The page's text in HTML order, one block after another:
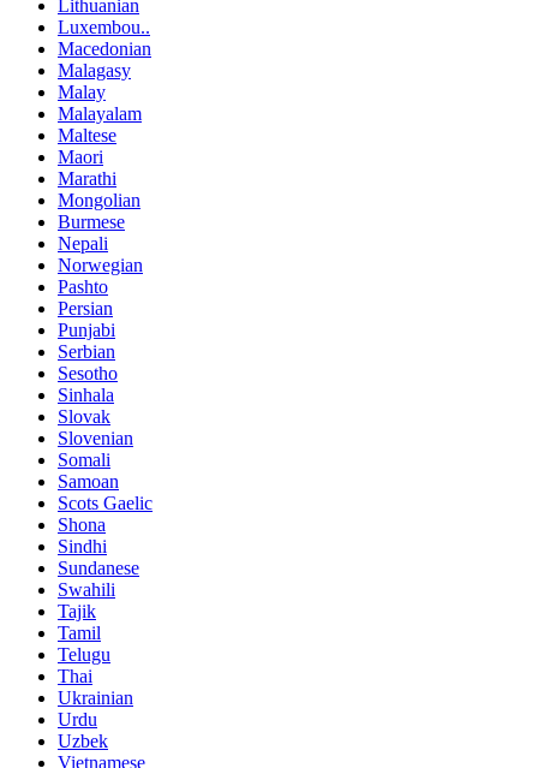
Lithuanian
Luxembou..
Macedonian
Malagasy
Malay
Malayalam
Maltese
Maori
Marathi
Mongolian
Burmese
Nepali
Norwegian
Pashto
Persian
Punjabi
Serbian
Sesotho
Sinhala
Slovak
Slovenian
Somali
Samoan
Scots Gaelic
Shona
Sindhi
Sundanese
Swahili
Tajik
Tamil
Telugu
Thai
Ukrainian
Urdu
Uzbek
Vietnamese